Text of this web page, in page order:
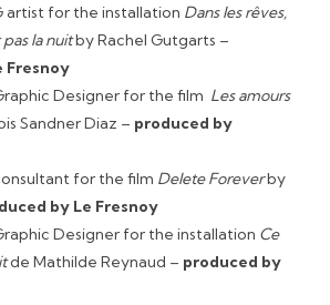
artist for the installation Dans les rêves,
la nuitby Rachel Gutgarts –
Fresnoy
Designer for the film Les amours
Sandner Diaz – produced by
for the film Delete Foreverby
by Le Fresnoy
Designer for the installation Ce
de Mathilde Reynaud – produced by